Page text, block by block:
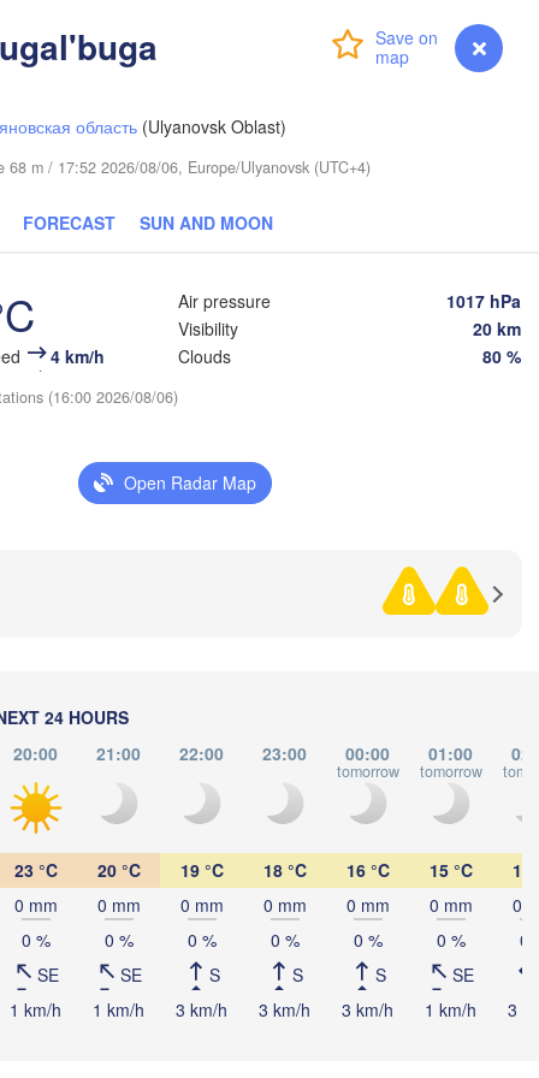
Login myVentusky Forecast
область (Ulyanovsk Oblast)
68 m / 17:52 2026/08/06, Europe/Ulyanovsk (UTC+4)
FORECAST SUN AND MOON
4 km/h
Air pressure
1017 hPa
Visibility
20 km
Clouds
80 %
(16:00 2026/08/06)
Open Radar Map
24 HOURS
20:00 21:00 22:00 23:00 00:00
tomorrow
01:00
tomorrow
23 °C
0 mm
0 %
SE
1 km/h
20 °C
0 mm
0 %
SE
1 km/h
19 °C
0 mm
0 %
S
3 km/h
18 °C
0 mm
0 %
S
3 km/h
16 °C
0 mm
0 %
S
3 km/h
15 °C
0 mm
0 %
SE
1 km/h
15
0
0
3
Тюмень
Челябинск
Курган
(Kurgan)